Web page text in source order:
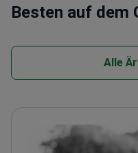
Besten auf dem
Alle